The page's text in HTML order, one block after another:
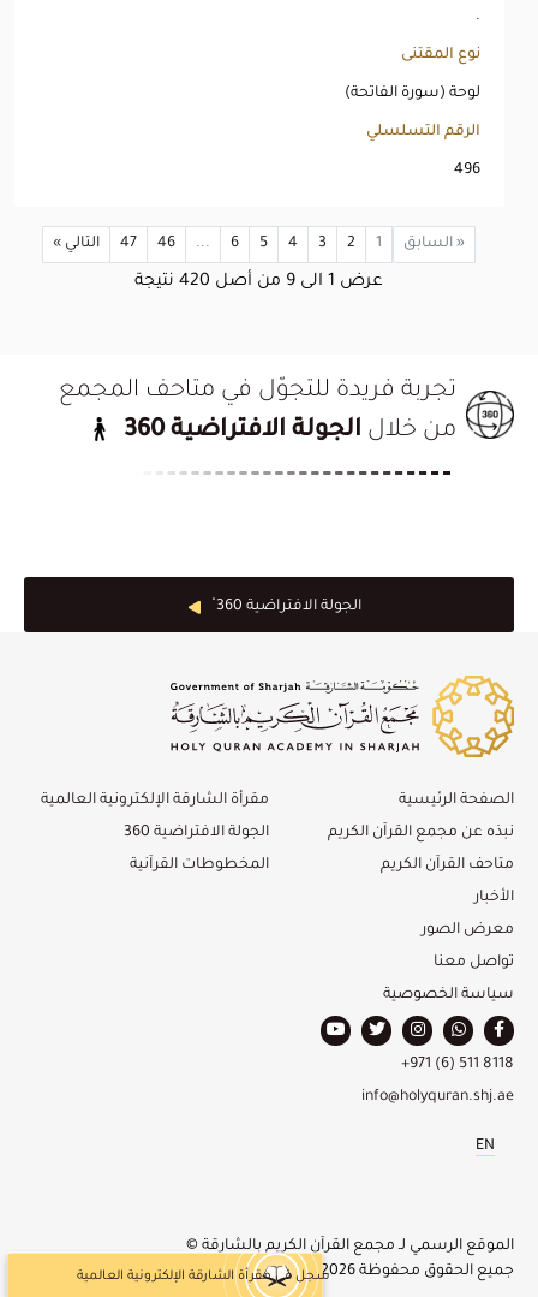
.
نوع المقتنى
لوحة (سورة الفاتحة)
الرقم التسلسلي
496
« السابق 1
2
3
4
5
6
...
46
47 التالي »
عرض 1 الى 9 من أصل 420نتيجة
تجربة فريدة للتجوّل في متاحف المجمع
من خلال الجولة الافتراضية 360
الجولة الافتراضية 360 ْ
الصفحة الرئيسية
نبذه عن مجمع القرآن الكريم
متاحف القرآن الكريم
مقرأة الشارقة الإلكترونية العالمية
الجولة الافتراضية 360
المخطوطات القرآنية
الأخبار
معرض الصور
تواصل معنا
سياسة الخصوصية
+971 (6) 511 8118
info@holyquran.shj.ae
EN
الموقع الرسمي لـ مجمع القرآن الكريم بالشارقة ©
جميع الحقوق محفوظة 2026
سجل في مقرأة الشارقة الإلكترونية العالمية